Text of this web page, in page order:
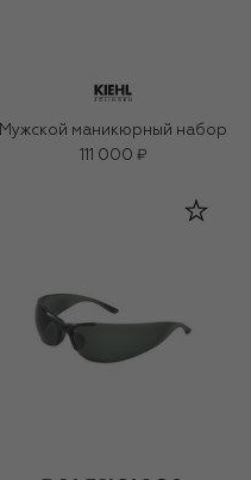
Мужской маникюрный набор
111 000 ₽